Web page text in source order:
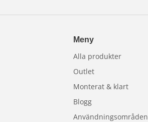
Meny
Alla produkter
Outlet
Monterat & klart
Blogg
Användningsområden